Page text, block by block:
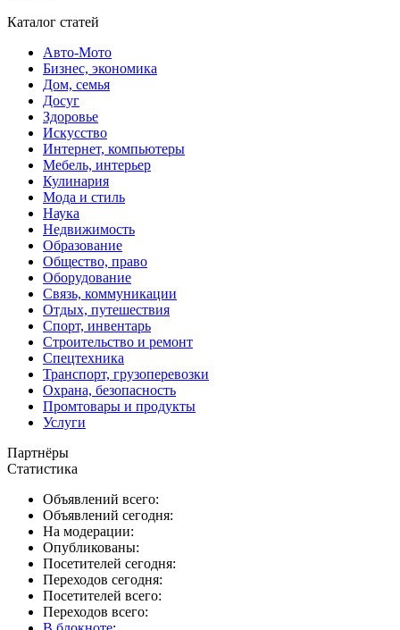
Каталог статей
Авто-Мото
Бизнес, экономика
Дом, семья
Досуг
Здоровье
Искусство
Интернет, компьютеры
Мебель, интерьер
Кулинария
Мода и стиль
Наука
Недвижимость
Образование
Общество, право
Оборудование
Связь, коммуникации
Отдых, путешествия
Спорт, инвентарь
Строительство и ремонт
Спецтехника
Транспорт, грузоперевозки
Охрана, безопасность
Промтовары и продукты
Услуги
Партнёры
Статистика
Объявлений всего:
Объявлений сегодня:
На модерации:
Опубликованы:
Посетителей сегодня:
Переходов сегодня:
Посетителей всего:
Переходов всего: